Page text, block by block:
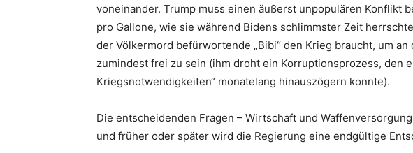
voneinander. Trump muss einen äußerst unpopulären Konflikt
pro Gallone, wie sie während Bidens schlimmster Zeit
der Völkermord befürwortende „Bibi“ den Krieg braucht, um
zumindest frei zu sein (ihm droht ein Korruptionsprozess, den
Kriegsnotwendigkeiten“ monatelang hinauszögern konnte).
Die entscheidenden Fragen – Wirtschaft und
und früher oder später wird die Regierung eine endgültige